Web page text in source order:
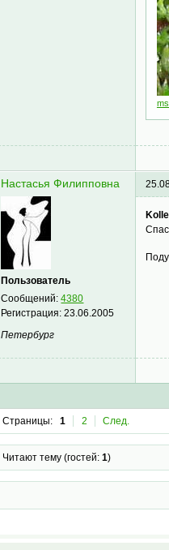
Настасья Филипповна
Пользователь
Сообщений:4380
Регистрация:23.06.2005
Петербург
Страницы: 1 2 След.
Читают тему (гостей: 1)